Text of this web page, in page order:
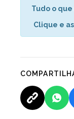
Tudo o
Clique e